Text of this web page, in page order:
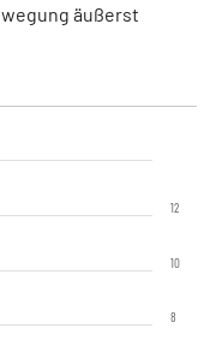
äußerst
8
10
12